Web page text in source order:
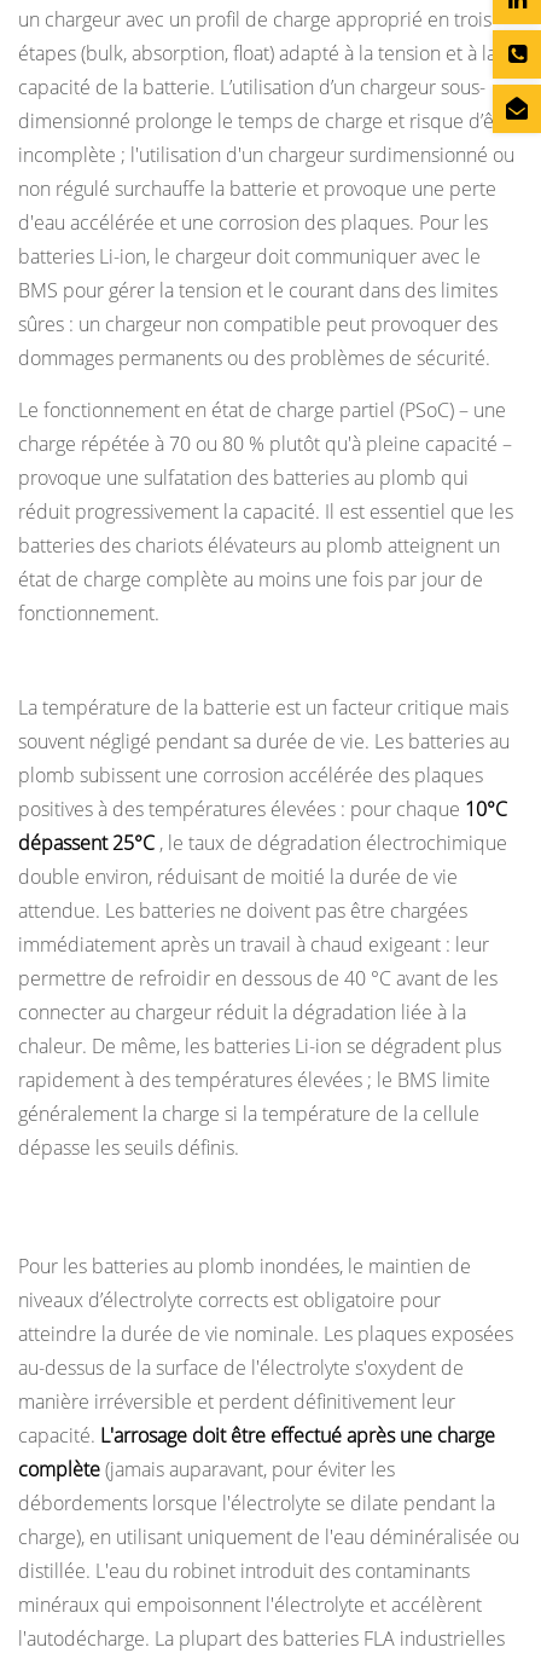
un chargeur avec un profil de charge approprié en trois
étapes (bulk, absorption, float) adapté à la tension et à la
capacité de la batterie. L’utilisation d’un chargeur sous-
dimensionné prolonge le temps de charge et risque d’être
incomplète ; l'utilisation d'un chargeur surdimensionné ou
non régulé surchauffe la batterie et provoque une perte
d'eau accélérée et une corrosion des plaques. Pour les
batteries Li-ion, le chargeur doit communiquer avec le
BMS pour gérer la tension et le courant dans des limites
sûres : un chargeur non compatible peut provoquer des
dommages permanents ou des problèmes de sécurité.
Le fonctionnement en état de charge partiel (PSoC) – une
charge répétée à 70 ou 80 % plutôt qu'à pleine capacité –
provoque une sulfatation des batteries au plomb qui
réduit progressivement la capacité. Il est essentiel que les
batteries des chariots élévateurs au plomb atteignent un
état de charge complète au moins une fois par jour de
fonctionnement.
La température de la batterie est un facteur critique mais
souvent négligé pendant sa durée de vie. Les batteries au
plomb subissent une corrosion accélérée des plaques
positives à des températures élevées : pour chaque 10°C
dépassent 25°C , le taux de dégradation électrochimique
double environ, réduisant de moitié la durée de vie
attendue. Les batteries ne doivent pas être chargées
immédiatement après un travail à chaud exigeant : leur
permettre de refroidir en dessous de 40 °C avant de les
connecter au chargeur réduit la dégradation liée à la
chaleur. De même, les batteries Li-ion se dégradent plus
rapidement à des températures élevées ; le BMS limite
généralement la charge si la température de la cellule
dépasse les seuils définis.
Pour les batteries au plomb inondées, le maintien de
niveaux d’électrolyte corrects est obligatoire pour
atteindre la durée de vie nominale. Les plaques exposées
au-dessus de la surface de l'électrolyte s'oxydent de
manière irréversible et perdent définitivement leur
capacité. L'arrosage doit être effectué après une charge
complète(jamais auparavant, pour éviter les
débordements lorsque l'électrolyte se dilate pendant la
charge), en utilisant uniquement de l'eau déminéralisée ou
distillée. L'eau du robinet introduit des contaminants
minéraux qui empoisonnent l'électrolyte et accélèrent
l'autodécharge. La plupart des batteries FLA industrielles